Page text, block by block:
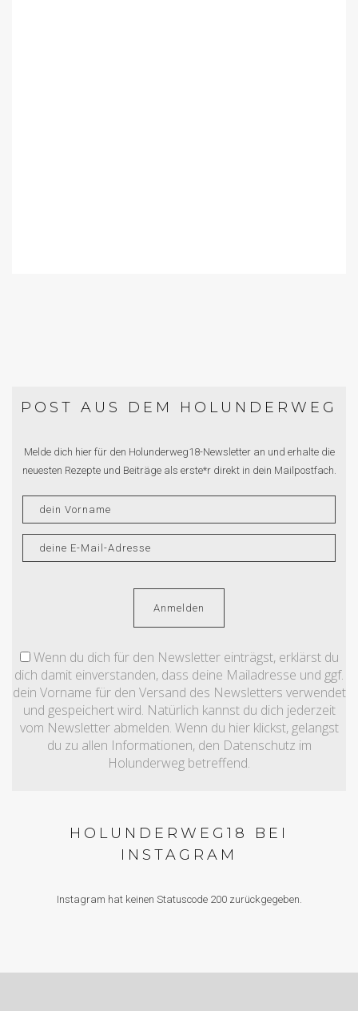
POST AUS DEM HOLUNDERWEG
Melde dich hier für den Holunderweg18-Newsletter an und erhalte die
neuesten Rezepte und Beiträge als erste*r direkt in dein Mailpostfach.
Wenn du dich für den Newsletter einträgst, erklärst du
dich damit einverstanden, dass deine Mailadresse und ggf.
dein Vorname für den Versand des Newsletters verwendet
und gespeichert wird. Natürlich kannst du dich jederzeit
vom Newsletter abmelden. Wenn du hier klickst, gelangst
du zu allen Informationen, den Datenschutz im
Holunderweg betreffend.
HOLUNDERWEG18 BEI
INSTAGRAM
Instagram hat keinen Statuscode 200 zurückgegeben.